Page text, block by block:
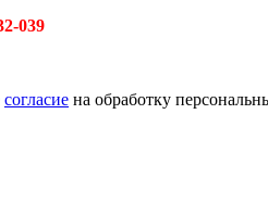
039
согласие на обработку